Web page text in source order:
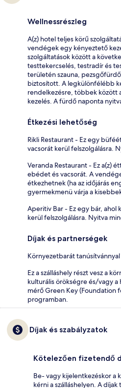
Wellnessrészleg
A(z) hotel teljes körű
vendégek egy kényeztető
szolgáltatások között a
testtekercselés, testradír és
területén szauna,
biztosított. A legkülönfélébb
rendelkezésre, többek között
kezelés. A fürdő naponta
Étkezési lehetőség
Rikli Restaurant - Ez egy
vacsorát kerül felszolgálásra.
Veranda Restaurant - Ez a(z)
ebédet és vacsorát. A
étkezhetnek (ha az időjárás
gyermekmenü várja a
Aperitiv Bar - Ez egy bár, ahol
kerül felszolgálásra. Nyitva
Díjak és partnerségek
Környezetbarát
Ez a szálláshely részt vesz a
kulturális örökségre és/vagy
mérő Green Key (Foundation
programban.
Díjak és szabályzatok
Kötelezően fizetendő
Be- vagy kijelentkezéskor a
kérni a szálláshelyen. A